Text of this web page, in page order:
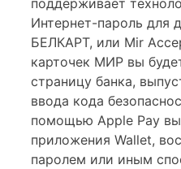
поддерживает
Интернет-пароль для
БЕЛКАРТ, или Mir
карточек МИР вы
страницу банка,
ввода кода
помощью Apple Pay
приложения Wallet,
паролем или иным